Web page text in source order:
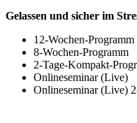
Gelassen und sicher im
12-Wochen-Programm
8-Wochen-Programm
2-Tage-Kompakt-
Onlineseminar (Live)
Onlineseminar (Live)